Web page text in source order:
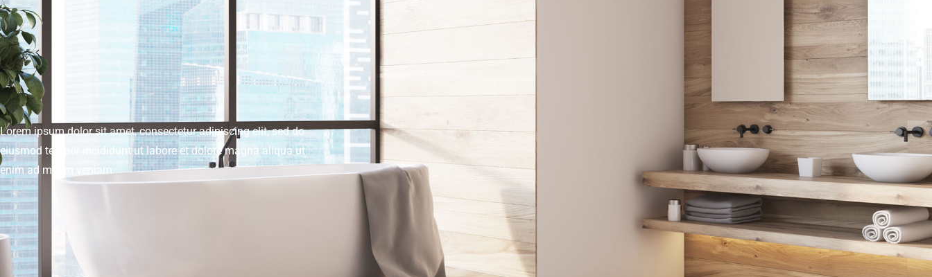
Lorem ipsum dolor sit amet, consectetur adipiscing elit, sed do
eiusmod tempor incididunt ut labore et dolore magna aliqua ut
enim ad minim veniam